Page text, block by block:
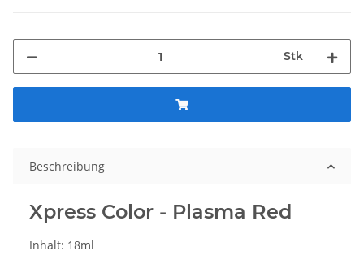
Stk
Beschreibung
Xpress Color - Plasma Red
Inhalt: 18ml